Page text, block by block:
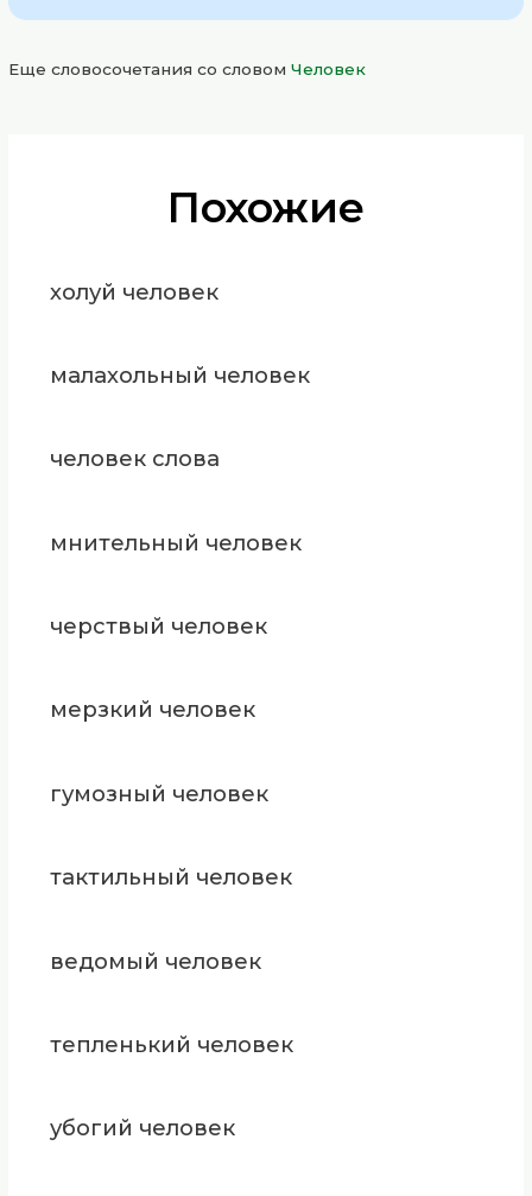
Еще словосочетания со словомЧеловек
Похожие
холуй человек
малахольный человек
человек слова
мнительный человек
черствый человек
мерзкий человек
гумозный человек
тактильный человек
ведомый человек
тепленький человек
убогий человек